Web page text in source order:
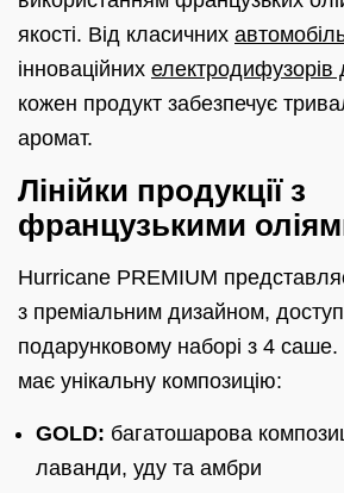
якості. Від класичних
інноваційних електродифузорів
кожен продукт забезпечує
аромат.
Лінійки продукції з
французькими
Hurricane PREMIUM
з преміальним дизайном,
подарунковому наборі з 4
має унікальну композицію:
GOLD: багатошарова
лаванди, уду та амбри